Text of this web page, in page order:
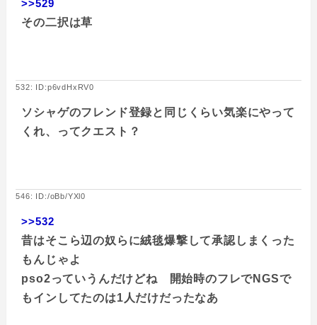
>>529
その二択は草
532: ID:p6vdHxRV0
ソシャゲのフレンド登録と同じくらい気楽にやって
くれ、ってクエスト？
546: ID:/oBb/YXl0
>>532
昔はそこら辺の奴らに絨毯爆撃して承認しまくった
もんじゃよ
pso2っていうんだけどね 開始時のフレでNGSで
もインしてたのは1人だけだったなあ